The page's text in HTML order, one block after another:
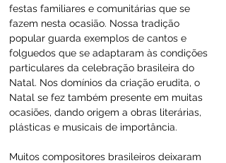
festas familiares e comunitárias que se
fazem nesta ocasião. Nossa tradição
popular guarda exemplos de cantos e
folguedos que se adaptaram às condições
particulares da celebração brasileira do
Natal. Nos domínios da criação erudita, o
Natal se fez também presente em muitas
ocasiões, dando origem a obras literárias,
plásticas e musicais de importância.
Muitos compositores brasileiros deixaram